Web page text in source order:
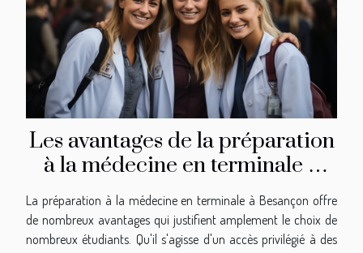
Les avantages de la préparation
à la médecine en terminale à
Besançon
La préparation à la médecine en terminale à Besançon offre
de nombreux avantages qui justifient amplement le choix de
nombreux étudiants. Qu'il s'agisse d'un accès privilégié à des